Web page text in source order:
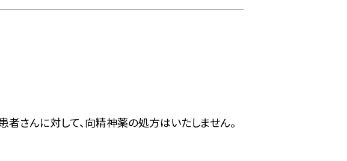
者さんに対して、向精神薬の処方はいたしません。